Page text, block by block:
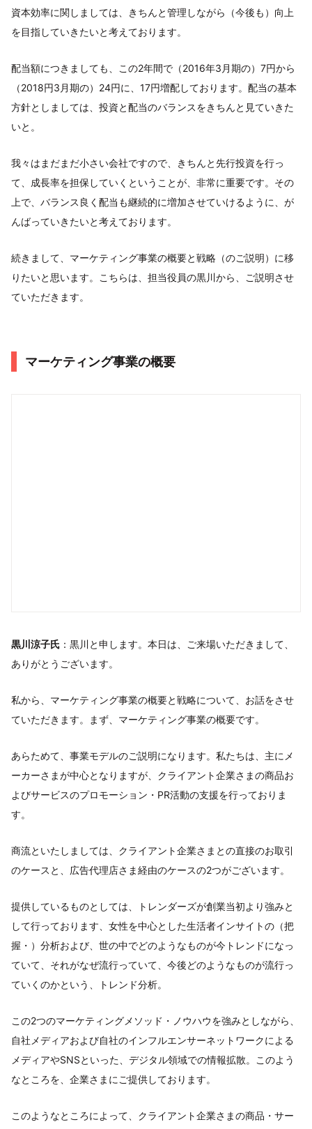
資本効率に関しましては、きちんと管理しながら（今後も）向上
を目指していきたいと考えております。
配当額につきましても、この2年間で（2016年3月期の）7円から
（2018円3月期の）24円に、17円増配しております。配当の基本
方針としましては、投資と配当のバランスをきちんと見ていきた
いと。
我々はまだまだ小さい会社ですので、きちんと先行投資を行っ
て、成長率を担保していくということが、非常に重要です。その
上で、バランス良く配当も継続的に増加させていけるように、が
んばっていきたいと考えております。
続きまして、マーケティング事業の概要と戦略（のご説明）に移
りたいと思います。こちらは、担当役員の黒川から、ご説明させ
ていただきます。
マーケティング事業の概要
黒川涼子氏 ：黒川と申します。本日は、ご来場いただきまして、
ありがとうございます。
私から、マーケティング事業の概要と戦略について、お話をさせ
ていただきます。まず、マーケティング事業の概要です。
あらためて、事業モデルのご説明になります。私たちは、主にメ
ーカーさまが中心となりますが、クライアント企業さまの商品お
よびサービスのプロモーション・PR活動の支援を行っておりま
す。
商流といたしましては、クライアント企業さまとの直接のお取引
のケースと、広告代理店さま経由のケースの2つがございます。
提供しているものとしては、トレンダーズが創業当初より強みと
して行っております、女性を中心とした生活者インサイトの（把
握・）分析および、世の中でどのようなものが今トレンドになっ
ていて、それがなぜ流行っていて、今後どのようなものが流行っ
ていくのかという、トレンド分析。
この2つのマーケティングメソッド・ノウハウを強みとしながら、
自社メディアおよび自社のインフルエンサーネットワークによる
メディアやSNSといった、デジタル領域での情報拡散。このよう
なところを、企業さまにご提供しております。
このようなところによって、クライアント企業さまの商品・サー